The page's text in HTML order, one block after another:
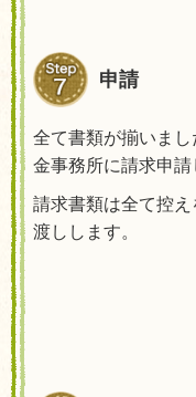
申請
全て書類が揃いまし
金事務所に請求申請
請求書類は全て控え
渡しします。